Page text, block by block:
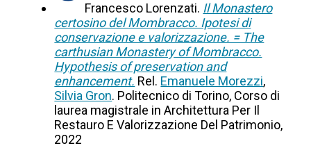
Francesco Lorenzati. Il Monastero
certosino del Mombracco. Ipotesi di
conservazione e valorizzazione. = The
carthusian Monastery of Mombracco.
Hypothesis of preservation and
enhancement. Rel. Emanuele Morezzi,
Silvia Gron. Politecnico di Torino, Corso di
laurea magistrale in Architettura Per Il
Restauro E Valorizzazione Del Patrimonio,
2022